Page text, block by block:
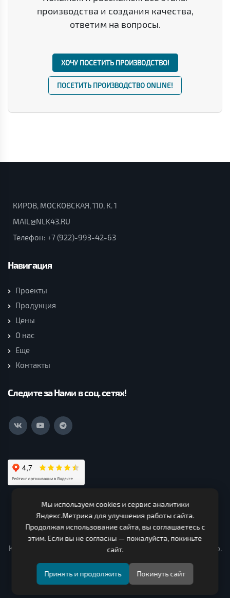
производства и создания качества,
ответим на вопросы.
ХОЧУ ПОСЕТИТЬ ПРОИЗВОДСТВО!
ПОСЕТИТЬ ПРОИЗВОДСТВО ONLINE!
КИРОВ, МОСКОВСКАЯ, 110, К. 1
MAIL@NLK43.RU
Телефон: +7 (922)-993-42-63
Навигация
Проекты
Продукция
Цены
О нас
Еще
Контакты
Следите за Нами в соц. сетях!
ООО Нагорская Лесная Компания (c) 2026. Все права
защищены.
ИНН 4319000330 ОГРН 1124303000150. Адрес 613260,
Кировская область, Нагорский район, Чеглаковское с/п ур.
Мы используем cookies и сервис аналитики
Яндекс.Метрика для улучшения работы сайта.
Продолжая использование сайта, вы соглашаетесь с
этим. Если вы не согласны — пожалуйста, покиньте
сайт.
Принять и продолжить Покинуть сайт